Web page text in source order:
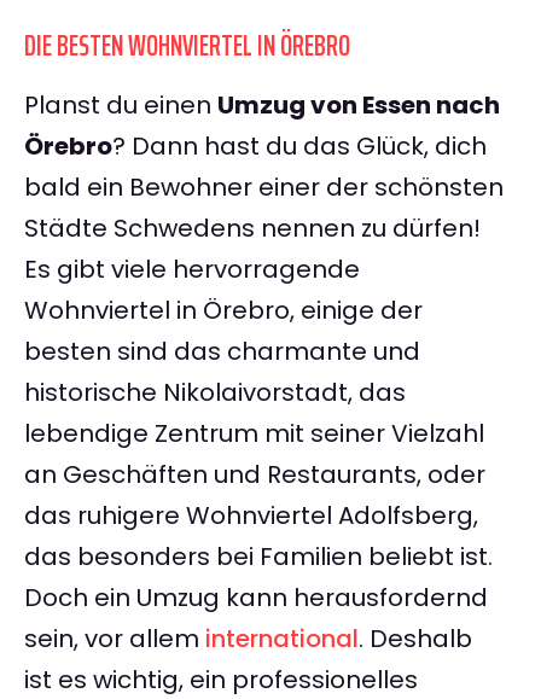
DIE BESTEN WOHNVIERTEL IN ÖREBRO
Planst du einen Umzug von Essen nach
Örebro? Dann hast du das Glück, dich
bald ein Bewohner einer der schönsten
Städte Schwedens nennen zu dürfen!
Es gibt viele hervorragende
Wohnviertel in Örebro, einige der
besten sind das charmante und
historische Nikolaivorstadt, das
lebendige Zentrum mit seiner Vielzahl
an Geschäften und Restaurants, oder
das ruhigere Wohnviertel Adolfsberg,
das besonders bei Familien beliebt ist.
Doch ein Umzug kann herausfordernd
sein, vor allem international. Deshalb
ist es wichtig, ein professionelles